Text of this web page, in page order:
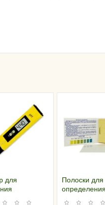
для
Полоски для